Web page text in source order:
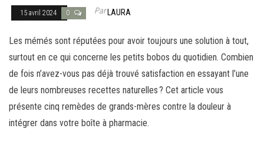
15 avril 2024 0 ParLAURA
Les mémés sont réputées pour avoir toujours une solution à tout,
surtout en ce qui concerne les petits bobos du quotidien. Combien
de fois n’avez-vous pas déjà trouvé satisfaction en essayant l’une
de leurs nombreuses recettes naturelles ? Cet article vous
présente cinq remèdes de grands-mères contre la douleur à
intégrer dans votre boîte à pharmacie.